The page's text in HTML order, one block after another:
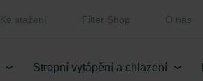
Ke stažení Filter Shop O nás
Stropní vytápění a chlazení